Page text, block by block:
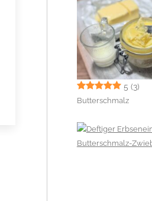
5 (3)
Butterschmalz